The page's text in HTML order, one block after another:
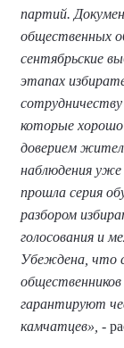
партий.
общественных
сентябрьские
этапах
которые
доверием
наблюдения
прошла серия
разбором
голосования и
Убеждена, что
гарантируют
камчатцев», -